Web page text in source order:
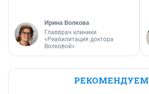
Ирина Волкова
Главврач клиники
«Реабилитация доктора
Волковой»
РЕКОМЕНДУЕМ